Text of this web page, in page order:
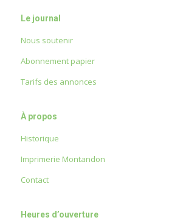
Le journal
Nous soutenir
Abonnement papier
Tarifs des annonces
À propos
Historique
Imprimerie Montandon
Contact
Heures d’ouverture